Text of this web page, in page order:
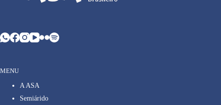
MENU
A ASA
Semiárido